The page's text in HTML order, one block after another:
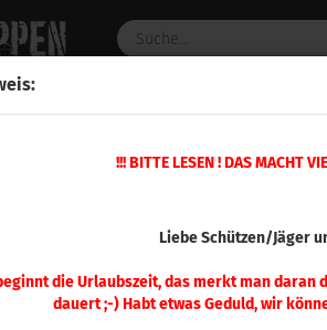
!!! BITTE LESEN ! DAS MACHT
Liebe Schützen/Jäger
die Urlaubszeit, das merkt man daran
dauert ;-) Habt etwas Geduld, wir
Mehrstation Presse » Ersatzteil Nr. 14